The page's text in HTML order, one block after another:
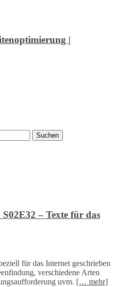
|
– Texte für das
für das Internet geschrieben
verschiedene Arten
uvm. [… mehr]